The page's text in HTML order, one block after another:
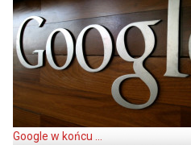
Google w końcu ...